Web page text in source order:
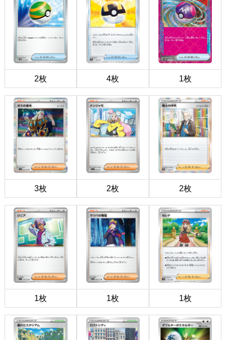
2枚 4枚 1枚
3枚 2枚 2枚
1枚 1枚 1枚